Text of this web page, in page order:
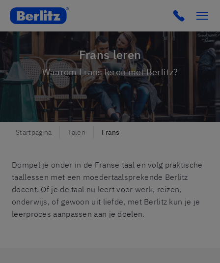
Berlitz Belgium Click to
Frans leren
Waarom Frans leren met Berlitz?
Startpagina Talen Frans
Dompel je onder in de Franse taal en volg praktische
taallessen met een moedertaalsprekende Berlitz
docent. Of je de taal nu leert voor werk, reizen,
onderwijs, of gewoon uit liefde, met Berlitz kun je je
leerproces aanpassen aan je doelen.